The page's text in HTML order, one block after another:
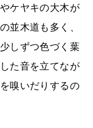
ケヤキの大木が
並木道も多く、
しずつ色づく葉
た音を立てなが
嗅いだりするの